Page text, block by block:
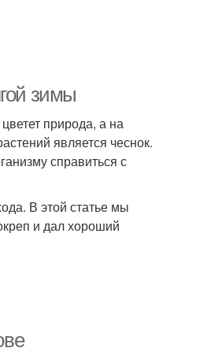
зимы
природа, а на
является чеснок.
справиться с
В этой статье мы
и дал хороший